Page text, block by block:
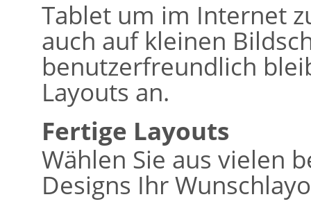
Tablet um im Internet
auch auf kleinen
benutzerfreundlich
Layouts an.
Fertige Layouts
Wählen Sie aus vielen
Designs Ihr